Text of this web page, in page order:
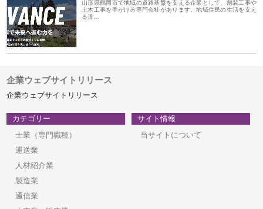
山形県鶴岡市で地域の道路基盤を支える企業として、舗装工事や
土木工事を手がける専門会社があります。地域住民の生活を支え
る道…
企業ウェブサイトリリース
企業ウェブサイトリリース
カテゴリー
士業（専門職種）
運送業
人材紹介業
製造業
通信業
サイト情報
当サイトについて